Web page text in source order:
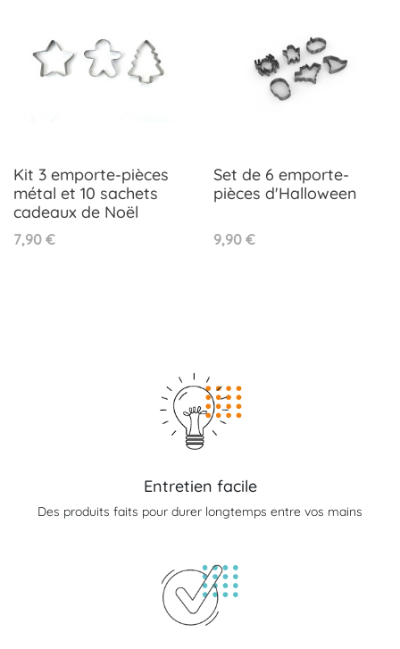
Kit 3 emporte-pièces
métal et 10 sachets
cadeaux de Noël
Prix
7,90 €
Set de 6 emporte-
pièces d'Halloween
Prix
9,90 €
Entretien facile
Des produits faits pour durer longtemps entre vos mains